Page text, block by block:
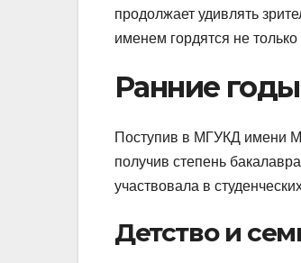
продолжает удивлять
именем гордятся не
Ранние
Поступив в МГУКД имени
получив степень
участвовала в
Детство и